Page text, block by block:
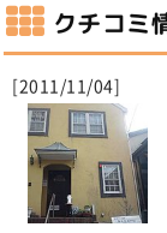
クチコミ
[2011/11/04]